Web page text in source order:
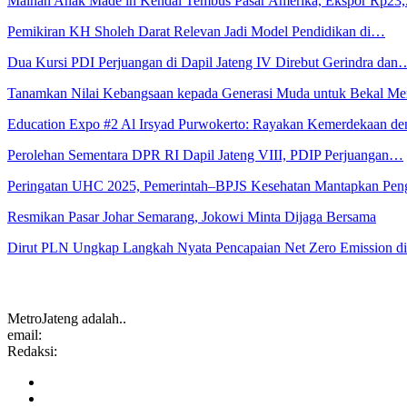
Pemikiran KH Sholeh Darat Relevan Jadi Model Pendidikan di…
Dua Kursi PDI Perjuangan di Dapil Jateng IV Direbut Gerindra
Tanamkan Nilai Kebangsaan kepada Generasi Muda untuk Bekal
Education Expo #2 Al Irsyad Purwokerto: Rayakan Kemerdekaan
Perolehan Sementara DPR RI Dapil Jateng VIII, PDIP Perjuangan…
Peringatan UHC 2025, Pemerintah–BPJS Kesehatan Mantapkan
Resmikan Pasar Johar Semarang, Jokowi Minta Dijaga Bersama
Dirut PLN Ungkap Langkah Nyata Pencapaian Net Zero Emission
MetroJateng adalah..
email:
Redaksi: